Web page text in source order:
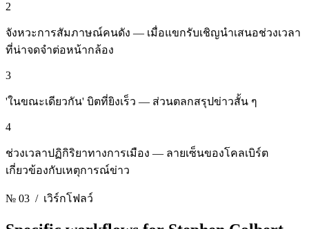
2
จังหวะการสัมภาษณ์คนดัง — เมื่อแขกรับเชิญนําเสนอช่วงเวลา
ที่น่าจดจําต่อหน้ากล้อง
3
'ในขณะเดียวกัน' บิตที่ยิงเร็ว — ส่วนตลกสรุปข่าวสั้น ๆ
4
ช่วงเวลาปฏิกิริยาทางการเมือง — ลายเซ็นของโคลเบิร์ต
เกี่ยวข้องกับเหตุการณ์ข่าว
№ 03 / เวิร์กโฟลว์